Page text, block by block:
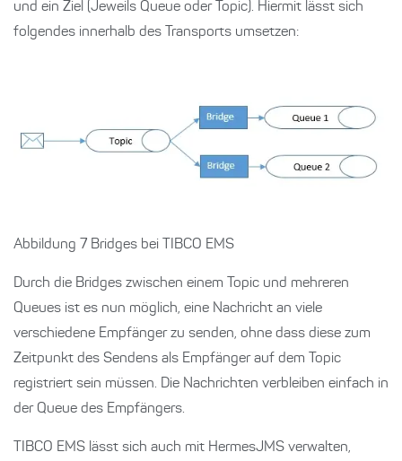
und ein Ziel (Jeweils Queue oder Topic). Hiermit lässt sich
folgendes innerhalb des Transports umsetzen:
Abbildung 7 Bridges bei TIBCO EMS
Durch die Bridges zwischen einem Topic und mehreren
Queues ist es nun möglich, eine Nachricht an viele
verschiedene Empfänger zu senden, ohne dass diese zum
Zeitpunkt des Sendens als Empfänger auf dem Topic
registriert sein müssen. Die Nachrichten verbleiben einfach in
der Queue des Empfängers.
TIBCO EMS lässt sich auch mit HermesJMS verwalten,